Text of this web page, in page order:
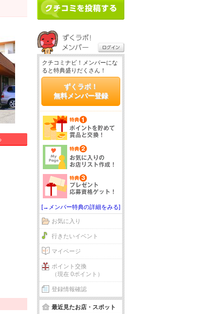
クチコミナビ！メンバーにな
ると特典盛りだくさん！
ずくラボ！
無料メンバー登録
[→メンバー特典の詳細をみる]
お気に入り
行きたいイベント
マイページ
ポイント交換
（現在 0ポイント）
登録情報確認
最近見たお店・スポット